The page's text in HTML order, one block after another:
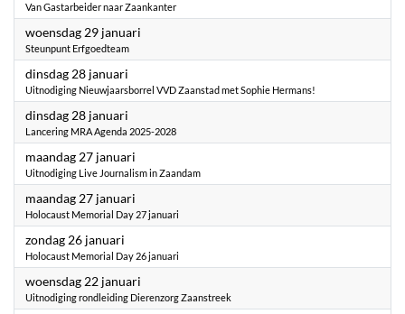
Van Gastarbeider naar Zaankanter
woensdag 29 januari
Steunpunt Erfgoedteam
dinsdag 28 januari
Uitnodiging Nieuwjaarsborrel VVD Zaanstad met Sophie Hermans!
dinsdag 28 januari
Lancering MRA Agenda 2025-2028
maandag 27 januari
Uitnodiging Live Journalism in Zaandam
maandag 27 januari
Holocaust Memorial Day 27 januari
zondag 26 januari
Holocaust Memorial Day 26 januari
woensdag 22 januari
Uitnodiging rondleiding Dierenzorg Zaanstreek